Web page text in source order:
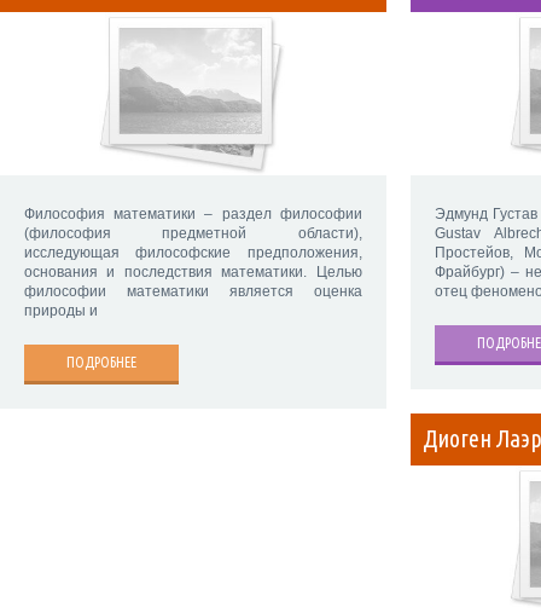
Философия математики – раздел философии
(философия предметной области),
исследующая философские предположения,
основания и последствия математики. Целью
философии математики является оценка
природы и
ПОДРОБНЕЕ
Эдмунд
Gustav
Простейов,
Фрайбург) –
отец
Диоген